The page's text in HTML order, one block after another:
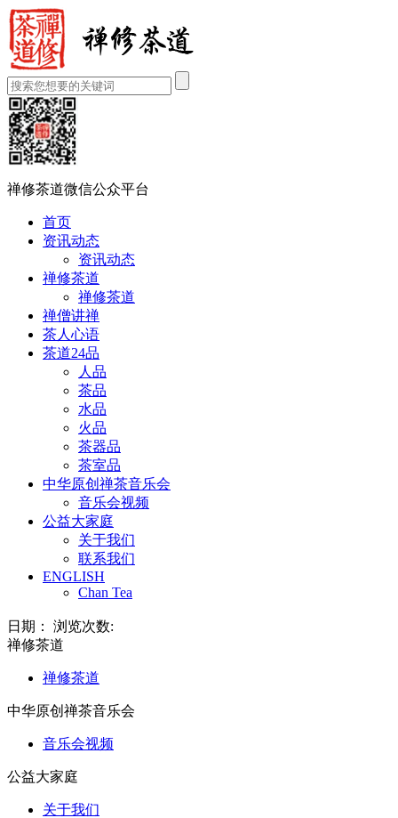
禅修茶道微信公众平台
首页
资讯动态
资讯动态
禅修茶道
禅修茶道
禅僧讲禅
茶人心语
茶道24品
人品
茶品
水品
火品
茶器品
茶室品
中华原创禅茶音乐会
音乐会视频
公益大家庭
关于我们
联系我们
ENGLISH
Chan Tea
日期： 浏览次数:
禅修茶道
禅修茶道
中华原创禅茶音乐会
音乐会视频
公益大家庭
关于我们